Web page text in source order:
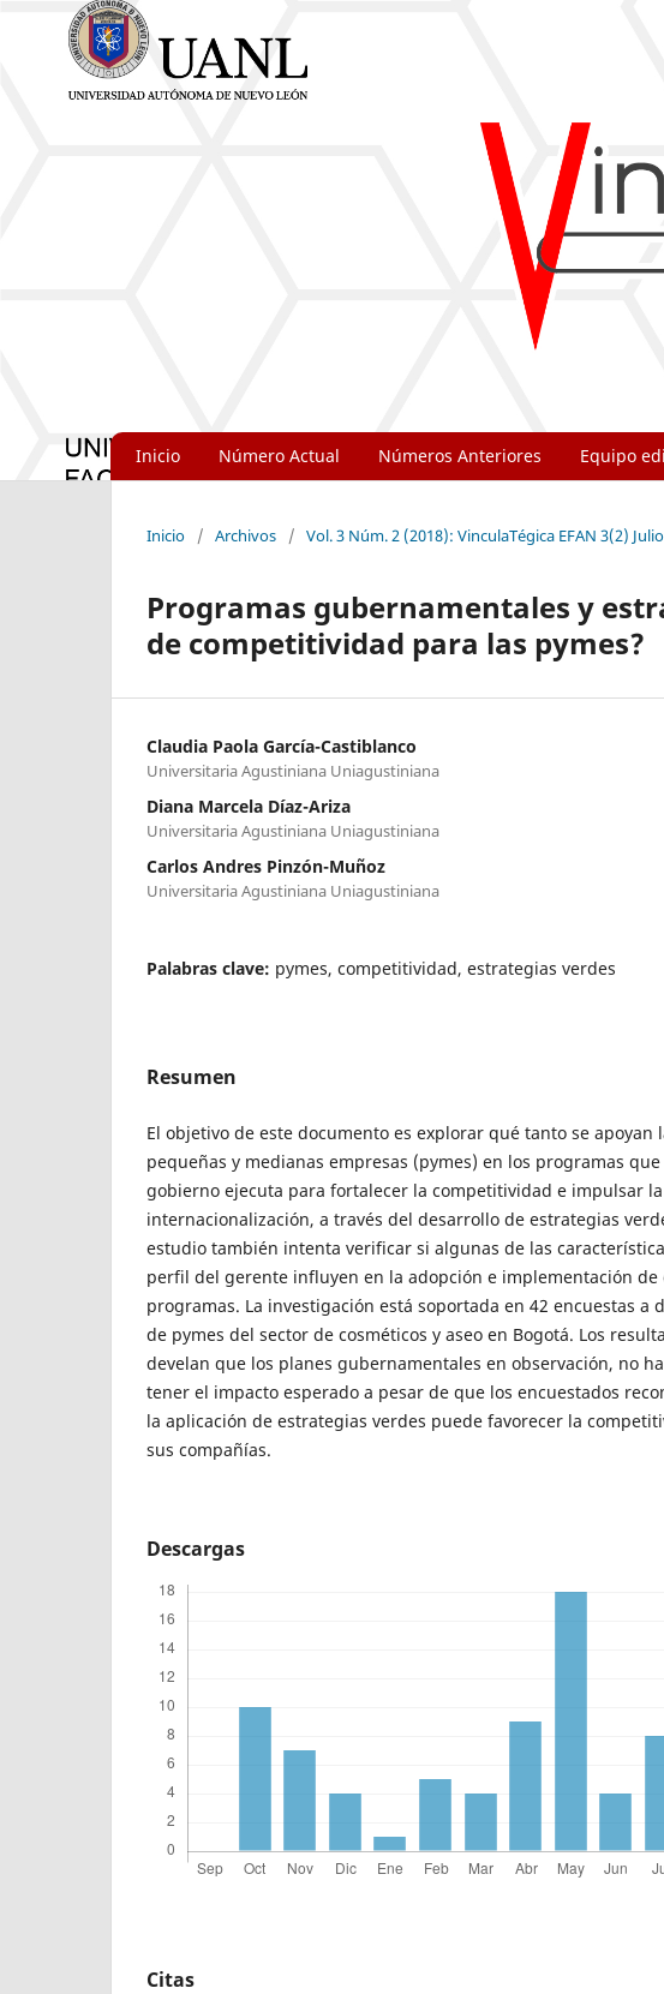
Inicio Número Actual Números Anteriores Equipo
Inicio / Archivos / Vol. 3 Núm. 2 (2018): VinculaTégica EFAN 3(2)
Programas gubernamentales y
de competitividad para las pymes?
Claudia Paola García-Castiblanco
Universitaria Agustiniana Uniagustiniana
Diana Marcela Díaz-Ariza
Universitaria Agustiniana Uniagustiniana
Carlos Andres Pinzón-Muñoz
Universitaria Agustiniana Uniagustiniana
Palabras clave: pymes, competitividad, estrategias verdes
Resumen
El objetivo de este documento es explorar qué tanto se apoyan
pequeñas y medianas empresas (pymes) en los programas que
gobierno ejecuta para fortalecer la competitividad e impulsar la
internacionalización, a través del desarrollo de estrategias
estudio también intenta verificar si algunas de las
perfil del gerente influyen en la adopción e implementación de
programas. La investigación está soportada en 42 encuestas a
de pymes del sector de cosméticos y aseo en Bogotá. Los
develan que los planes gubernamentales en observación, no
tener el impacto esperado a pesar de que los encuestados
la aplicación de estrategias verdes puede favorecer la
sus compañías.
Descargas
Citas